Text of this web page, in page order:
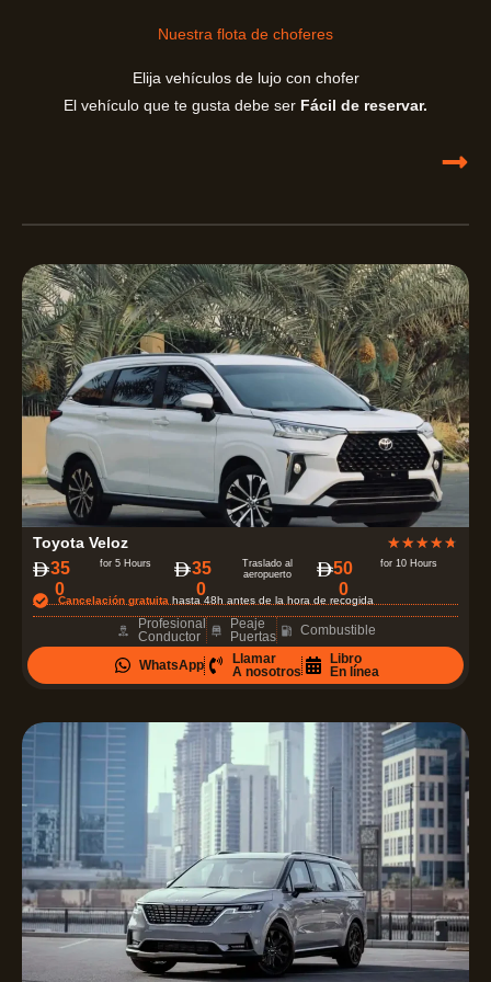
Nuestra flota de choferes
Elija vehículos de lujo con chofer
El vehículo que te gusta debe ser Fácil de reservar.
Toyota Veloz ★★★★★
o
a
o
o
.
7
d
e
5
‏35
0
for 5 Hours
35
0
Traslado al
aeropuerto
‏50
0
for 10 Hours
Cancelación gratuita hasta 48h antes de la hora de recogida
Profesional
Conductor
Peaje
Puertas
Combustible
WhatsApp
Llamar
A nosotros
Libro
En línea